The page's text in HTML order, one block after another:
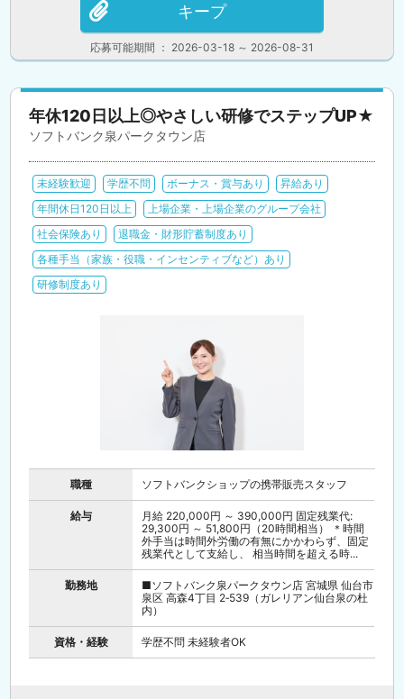
応募可能期間 ： 2026-03-18 ～ 2026-08-31
キープ
年休120日以上◎やさしい研修でステップUP★
ソフトバンク泉パークタウン店
未経験歓迎 学歴不問 ボーナス・賞与あり
昇給あり
年間休日120日以上
上場企業・上場企業のグループ会社
社会保険あり
退職金・財形貯蓄制度あり
各種手当（家族・役職・インセンティブなど）あり
研修制度あり
職種 ソフトバンクショップの携帯販売スタッフ
給与
月給 220,000円 ～ 390,000円 固定残業代:
29,300円 ～ 51,800円（20時間相当） ＊時間
外手当は時間外労働の有無にかかわらず、固定
残業代として支給し、 相当時間を超える時...
勤務地
■ソフトバンク泉パークタウン店 宮城県 仙台市
泉区 高森4丁目 2‐539（ガレリアン仙台泉の杜
内）
資格・経験 学歴不問 未経験者OK